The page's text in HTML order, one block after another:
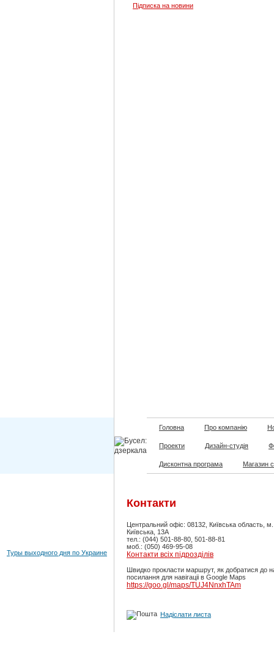
Підписка на новини
Головна Про компанію
Проекти Дизайн-студія
Дисконтна програма Магазин
Туры выходного дня по Украине
Контакти
Центральний офіс: 08132, Київська область,
Київська, 13А
тел.: (044) 501-88-80, 501-88-81
моб.: (050) 469-95-08
Контакти всіх підрозділів
Швидко прокласти маршрут, як добратися до
посилання для навігаціі в Google Maps
https://goo.gl/maps/TUJ4NnxhTAm
Надіслати листа